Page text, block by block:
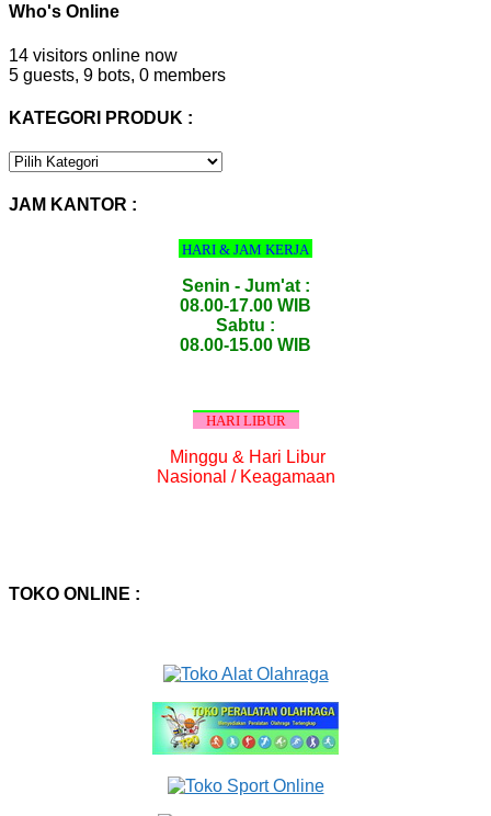
Who's Online
14 visitors online now
5 guests, 9 bots, 0 members
KATEGORI PRODUK :
KATEGORI
JAM KANTOR :
HARI & JAM KERJA
Senin - Jum'at :
08.00-17.00 WIB
Sabtu :
08.00-15.00 WIB
HARI LIBUR
Minggu & Hari Libur
Nasional / Keagamaan
TOKO ONLINE :